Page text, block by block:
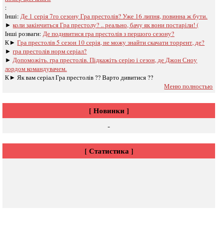
:
Інші: Де 1 серія 7го сезону Гра престолів? Уже 16 липня, повинна ж бути.
►коли закінчиться Гра престолу? .. реально, бачу як вони постаріли! (
Інші розваги: ​​ Де подивитися гра престолів з першого сезону?
К►Гра престолів 5 сезон 10 серія, не можу знайти скачати торрент, де?
►гра престолів норм серіал?
► Допоможіть. гра престолів. Підкажіть серію і сезон, де Джон Сноу
лордом командувачем.
К► Як вам серіал Гра престолів ?? Варто дивитися ??
Меню полностью
[ Новинки ]
-
[ Статистика ]